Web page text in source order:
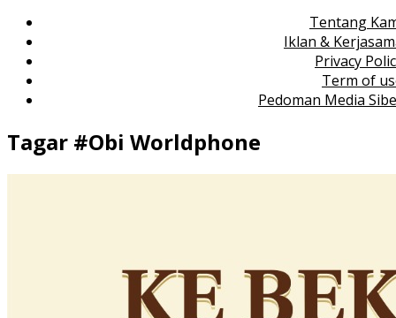
Tentang
Iklan &
Privacy
Term of
Pedoman Media
Tagar #Obi Worldphone